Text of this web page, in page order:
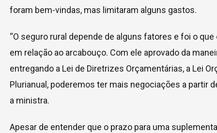
foram bem-vindas, mas limitaram alguns gastos.
“O seguro rural depende de alguns fatores e foi o que
em relação ao arcabouço. Com ele aprovado da
entregando a Lei de Diretrizes Orçamentárias, a Lei
Plurianual, poderemos ter mais negociações a partir
a ministra.
Apesar de entender que o prazo para uma